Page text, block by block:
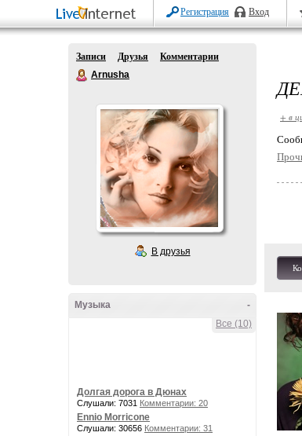
Регистрация Вход
Записи Друзья
Комментарии
Arnusha
В друзья
-
Музыка
Все (10)
Долгая дорога в Дюнах
Слушали: 7031 Комментарии: 20
Ennio Morricone
Слушали: 30656 Комментарии: 31
+ в